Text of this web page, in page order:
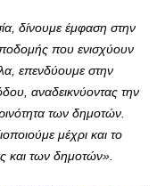
δίνουμε έμφαση στην
που ενισχύουν
επενδύουμε στην
αναδεικνύοντας την
των δημοτών.
μέχρι και το
και των δημοτών».